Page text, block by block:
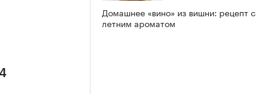
Домашнее «вино» из вишни: рецепт с
летним ароматом